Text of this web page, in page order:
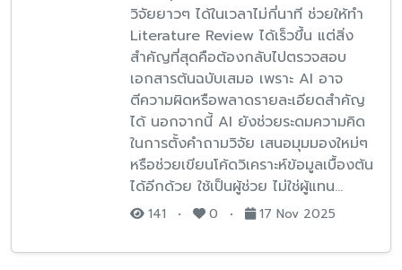
วิจัยยาวๆ ได้ในเวลาไม่กี่นาที ช่วยให้ทำ
Literature Review ได้เร็วขึ้น แต่สิ่ง
สำคัญที่สุดคือต้องกลับไปตรวจสอบ
เอกสารต้นฉบับเสมอ เพราะ AI อาจ
ตีความผิดหรือพลาดรายละเอียดสำคัญ
ได้ นอกจากนี้ AI ยังช่วยระดมความคิด
ในการตั้งคำถามวิจัย เสนอมุมมองใหม่ๆ
หรือช่วยเขียนโค้ดวิเคราะห์ข้อมูลเบื้องต้น
ได้อีกด้วย ใช้เป็นผู้ช่วย ไม่ใช่ผู้แทน…
141 • 0 • 17 Nov 2025